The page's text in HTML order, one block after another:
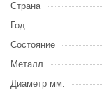
Страна
Год
Состояние
Металл
Диаметр мм.